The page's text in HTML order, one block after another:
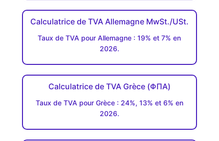
Calculatrice de TVA Allemagne MwSt./USt.
Taux de TVA pour Allemagne : 19% et 7% en
2026.
Calculatrice de TVA Grèce (ΦΠΑ)
Taux de TVA pour Grèce : 24%, 13% et 6% en
2026.